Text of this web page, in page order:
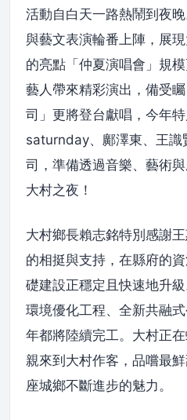
活動自白天一路熱鬧到夜
與藝文表演輪番上陣，展
的亮點「仲夏演唱會」規
藝人帶來精彩演出，備受
司」更將登台獻唱，今年
saturnday、鄺澤東、王識
司，準備透過音樂、藝術
大村之夜！
大村鄉長賴志銘特別感謝
的相挺與支持，在縣府的
礎建設正穩定且快速地升
環境優化工程、全新共融
年都將陸續完工。大村正
親來到大村作客，品嚐最
座城鄉不斷進步的魅力。